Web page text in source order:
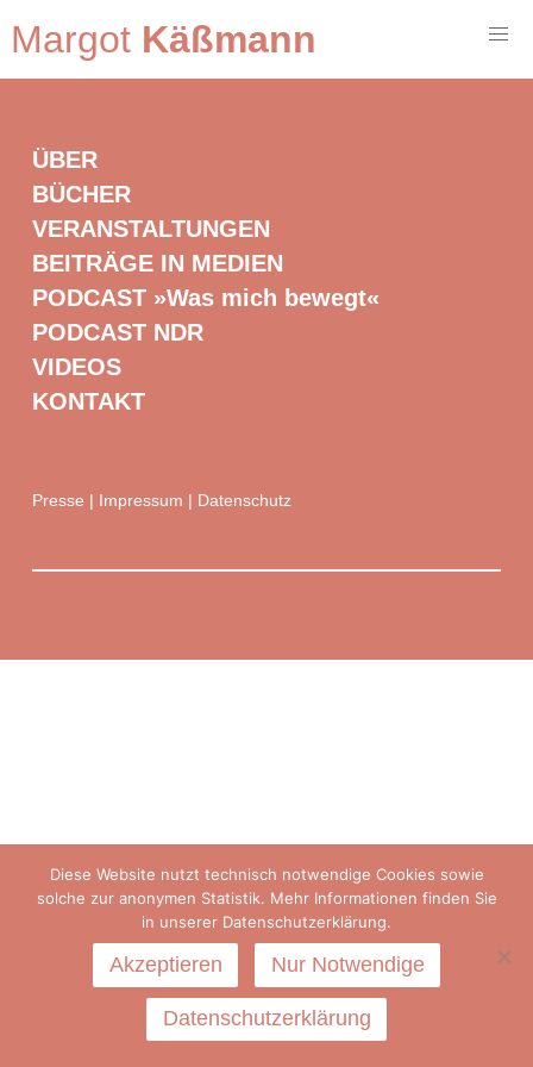
Margot Käßmann
ÜBER
BÜCHER
VERANSTALTUNGEN
BEITRÄGE IN MEDIEN
PODCAST »Was mich bewegt«
PODCAST NDR
VIDEOS
KONTAKT
Presse Impressum Datenschutz
Diese Website nutzt technisch notwendige Cookies sowie
solche zur anonymen Statistik. Mehr Informationen finden Sie
in unserer Datenschutzerklärung.
Akzeptieren Nur Notwendige
Datenschutzerklärung